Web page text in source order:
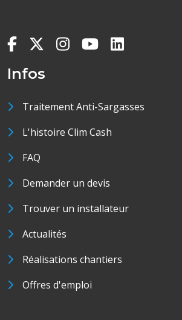
Infos
Traitement Anti-Sargasses
L'histoire Clim Cash
FAQ
Demander un devis
Trouver un installateur
Actualités
Réalisations chantiers
Offres d'emploi